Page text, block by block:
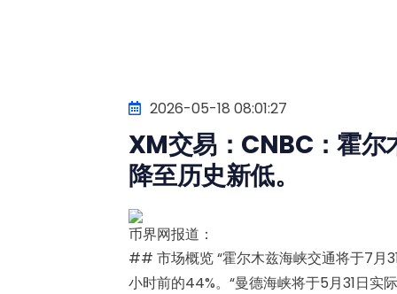
2026-05-18 08:01:27
XM交易：CNBC：霍尔
降至历史新低。
币界网报道：
## 市场概览 “霍尔木兹海峡交通将于7月
小时前的44%。“曼德海峡将于5月31日实